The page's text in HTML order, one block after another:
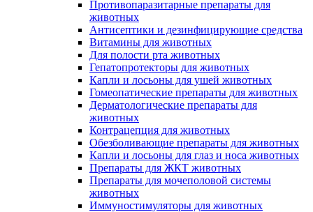
Противопаразитарные препараты для
животных
Антисептики и дезинфицирующие средства
Витамины для животных
Для полости рта животных
Гепатопротекторы для животных
Капли и лосьоны для ушей животных
Гомеопатические препараты для животных
Дерматологические препараты для
животных
Контрацепция для животных
Обезболивающие препараты для животных
Капли и лосьоны для глаз и носа животных
Препараты для ЖКТ животных
Препараты для мочеполовой системы
животных
Иммуностимуляторы для животных